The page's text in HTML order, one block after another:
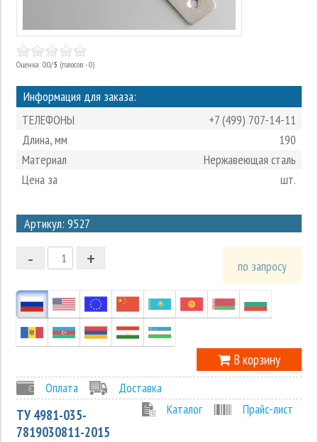
Оценка: 0.0/5 (голосов - 0)
Информация для заказа:
ТЕЛЕФОНЫ
+7 (499) 707-14-11
Длина, мм
190
Материал
Нержавеющая сталь
Цена за
шт.
Артикул: 9527
2
1
-1
+
- по запросу
В корзину
Оплата
Доставка
Каталог
Прайс-лист
ТУ 4981-035-
7819030811-2015